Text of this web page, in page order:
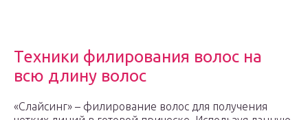
Техники филирования волос на
всю длину волос
«Слайсинг» – филирование волос для получения